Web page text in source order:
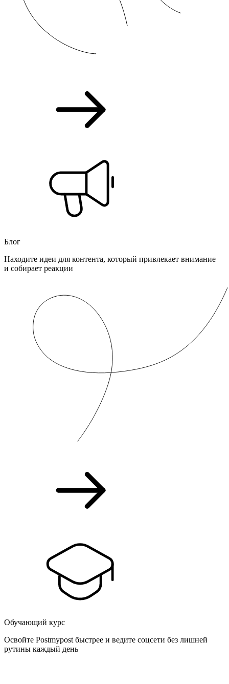
Блог
Находите идеи для контента, который привлекает внимание
и собирает реакции
Обучающий курс
Освойте Postmypost быстрее и ведите соцсети без лишней
рутины каждый день